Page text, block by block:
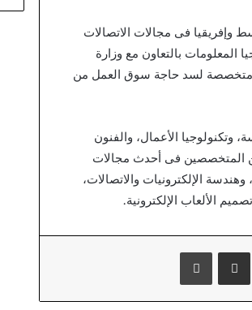
وإفريقيا فى مجالات الاتصالات
المعلومات بالتعاون مع وزارة
متخصصة لسد حاجة سوق العمل من
والهندسة، وتكنولوجيا الأعمال، والفنون
العمل من المتخصصين فى أحدث مجالات
الإلكترونيات والاتصالات،
الألعاب الإلكترونية.
مشاركة عبر البريد طباعة